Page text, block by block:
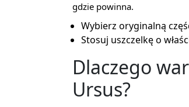
gdzie powinna.
Wybierz oryginalną
Stosuj uszczelkę o
Dlaczego
Ursus?